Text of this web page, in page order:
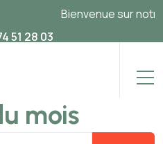
Bienvenue sur notre
51 28 03
mois